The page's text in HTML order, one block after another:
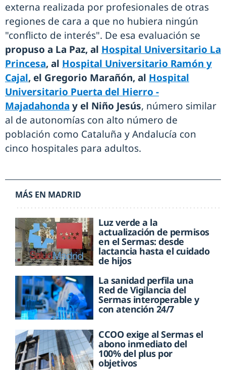
externa realizada por profesionales de otras
regiones de cara a que no hubiera ningún
"conflicto de interés". De esa evaluación se
propuso a La Paz, al Hospital Universitario La
Princesa, al Hospital Universitario Ramón y
Cajal, el Gregorio Marañón, al Hospital
Universitario Puerta del Hierro -
Majadahonda y el Niño Jesús, número similar
al de autonomías con alto número de
población como Cataluña y Andalucía con
cinco hospitales para adultos.
MÁS EN MADRID
Luz verde a la
actualización de permisos
en el Sermas: desde
lactancia hasta el cuidado
de hijos
La sanidad perfila una
Red de Vigilancia del
Sermas interoperable y
con atención 24/7
CCOO exige al Sermas el
abono inmediato del
100% del plus por
objetivos